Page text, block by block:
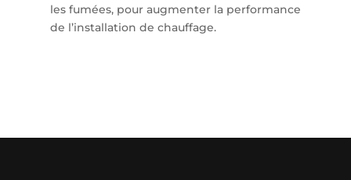
les fumées, pour augmenter la performance
de l’installation de chauffage.